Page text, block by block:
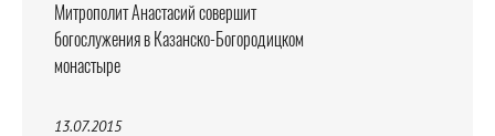
Митрополит Анастасий совершит
богослужения в Казанско-Богородицком
монастыре
13.07.2015